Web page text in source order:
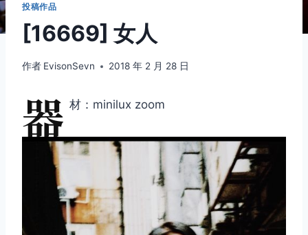
投稿作品
[16669] 女人
作者 EvisonSevn 2018 年 2 月 28 日
器 材：minilux zoom